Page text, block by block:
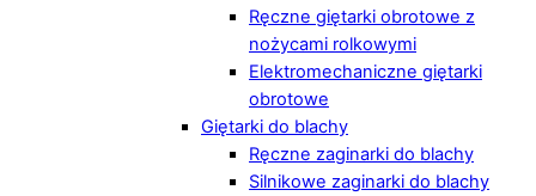
Ręczne giętarki obrotowe z
nożycami rolkowymi
Elektromechaniczne giętarki
obrotowe
Giętarki do blachy
Ręczne zaginarki do blachy
Silnikowe zaginarki do blachy